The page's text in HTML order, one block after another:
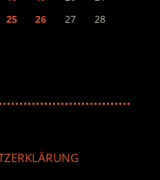
25 26 27
28